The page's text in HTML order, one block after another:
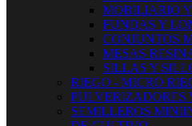
MOBILIARIO
FUNDAS Y
CONJUNTOS
MESAS
SILLAS Y
RIEGO - MICRO
PULVERIZADORES
SEMILLEROS